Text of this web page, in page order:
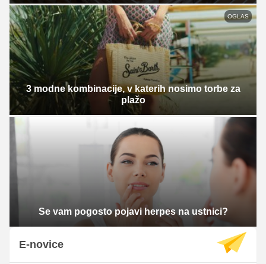
OGLAS
3 modne kombinacije, v katerih nosimo torbe za
plažo
Se vam pogosto pojavi herpes na ustnici?
E-novice